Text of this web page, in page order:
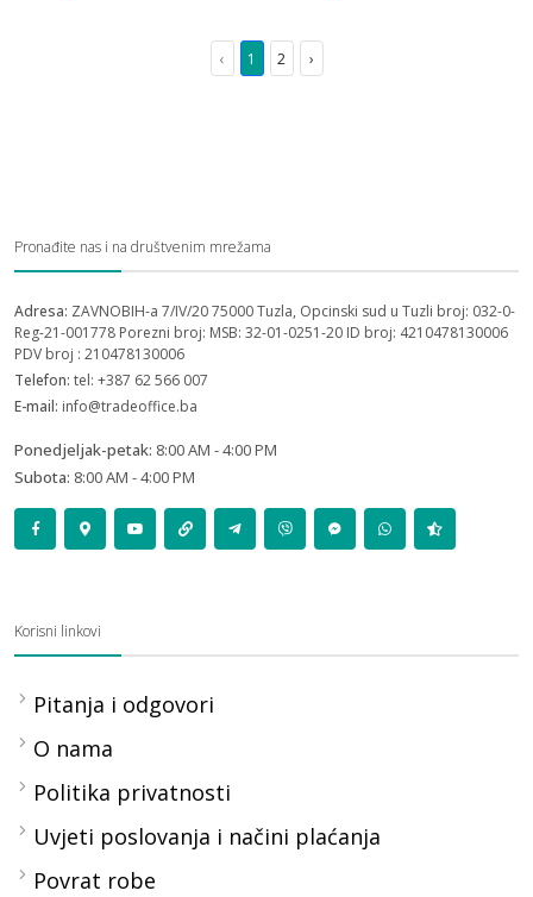
‹ 1 2 ›
Pronađite nas i na društvenim mrežama
Adresa: ZAVNOBIH-a 7/IV/20 75000 Tuzla, Opcinski sud u Tuzli broj: 032-0-
Reg-21-001778 Porezni broj: MSB: 32-01-0251-20 ID broj: 4210478130006
PDV broj : 210478130006
Telefon: tel: +387 62 566 007
E-mail: info@tradeoffice.ba
Ponedjeljak-petak: 8:00 AM - 4:00 PM
Subota: 8:00 AM - 4:00 PM
Korisni linkovi
Pitanja i odgovori
O nama
Politika privatnosti
Uvjeti poslovanja i načini plaćanja
Povrat robe